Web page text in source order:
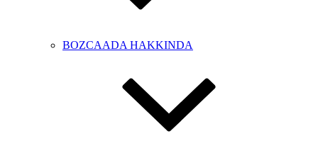
BOZCAADA HAKKINDA